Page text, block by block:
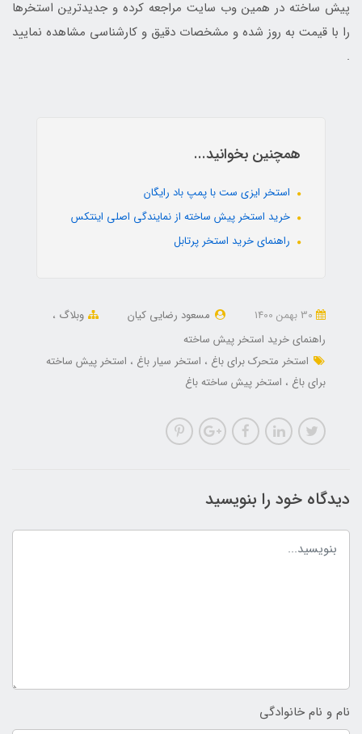
پیش ساخته در همین وب سایت مراجعه کرده و جدیدترین استخرها
را با قیمت به روز شده و مشخصات دقیق و کارشناسی مشاهده نمایید
.
همچنین بخوانید...
استخر ایزی ست با پمپ باد رایگان
خرید استخر پیش ساخته از نمایندگی اصلی اینتکس
راهنمای خرید استخر پرتابل
مسعود رضایی کیان
وبلاگ
راهنمای خرید استخر پیش ساخته
استخر متحرک برای باغ
استخر سیار باغ
استخر پیش ساخته
برای باغ
استخر پیش ساخته باغ
دیدگاه خود را بنویسید
نام و نام خانوادگی